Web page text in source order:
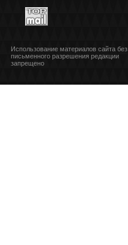
Использование материалов сайта без
письменного разрешения редакции
запрещено